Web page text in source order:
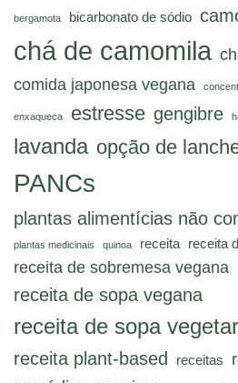
bergamota bicarbonato de sódio
chá de camomila
comida japonesa vegana
enxaqueca estresse gengibre
lavanda opção de
PANCs
plantas alimentícias não
plantas medicinais quinoa receita receita
receita de sobremesa vegana
receita de sopa vegana
receita de sopa
receita plant-based receitas